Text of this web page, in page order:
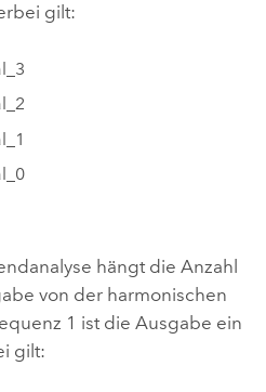
gilt:
hängt die Anzahl
von der harmonischen
1 ist die Ausgabe ein
gilt: